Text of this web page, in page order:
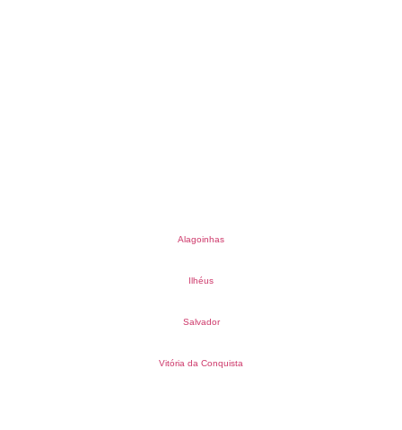
Alagoinhas
Ilhéus
Salvador
Vitória da Conquista